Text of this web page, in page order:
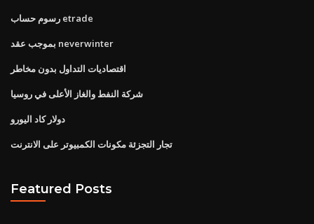
رسوم حساب etrade
بموجب عقد neverwinter
اقتصاديات التداول بدون مخاطر
شركة النفط والغاز الأعلى في روسيا
دولار كاد اليورو
تجار التجزئة مكونات الكمبيوتر على الانترنت
Featured Posts